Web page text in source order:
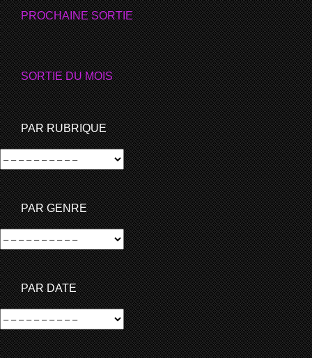
PROCHAINE SORTIE
SORTIE DU MOIS
PAR RUBRIQUE
PAR GENRE
PAR DATE